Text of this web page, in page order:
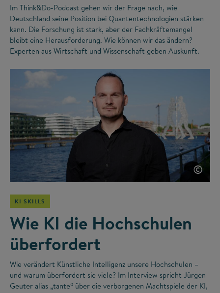
Im Think&Do-Podcast gehen wir der Frage nach, wie
Deutschland seine Position bei Quantentechnologien stärken
kann. Die Forschung ist stark, aber der Fachkräftemangel
bleibt eine Herausforderung. Wie können wir das ändern?
Experten aus Wirtschaft und Wissenschaft geben Auskunft.
©
KI SKILLS
Wie KI die Hochschulen
überfordert
Wie verändert Künstliche Intelligenz unsere Hochschulen –
und warum überfordert sie viele? Im Interview spricht Jürgen
Geuter alias „tante“ über die verborgenen Machtspiele der KI,